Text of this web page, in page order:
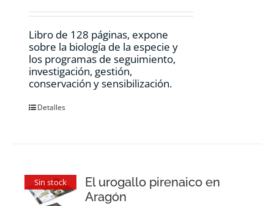
Libro de 128 páginas, expone
sobre la biología de la especie y
los programas de seguimiento,
investigación, gestión,
conservación y sensibilización.
Detalles
Sin stock
El urogallo pirenaico en
Aragón